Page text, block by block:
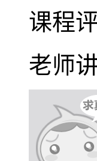
课程
老师